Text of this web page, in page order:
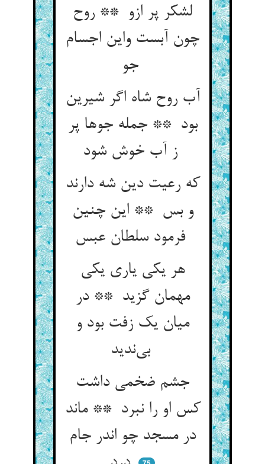
لشکر پر ازو ** روح
چون آبست واین اجسام
آب روح شاه اگر شیرین
بود ** جمله جوها پر
که رعیت دین شه دارند
و بس ** این چنین
فرمود سلطان عبس
هر یکی یاری یکی
مهمان گزید ** در
میان یک زفت بود و
بی‌ندید
جشم ضخمی داشت
کس او را نبرد ** ماند
در مسجد چو اندر جام